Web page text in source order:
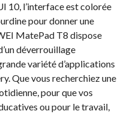
10, l’interface est colorée
pour donner une
MatePad T8 dispose
déverrouillage
variété d’applications
Que vous recherchiez une
pour que vos
ou pour le travail,